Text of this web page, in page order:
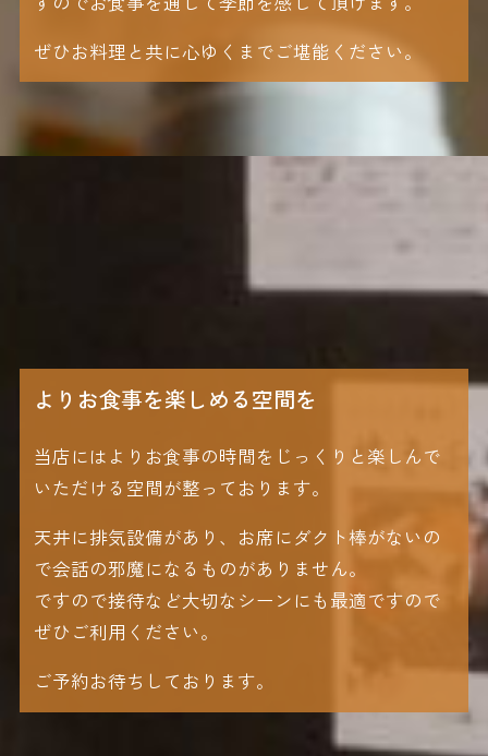
ぜひお料理と共に心ゆくまでご堪能ください。
よりお食事を楽しめる空間を
当店にはよりお食事の時間をじっくりと楽しんで
いただける空間が整っております。
天井に排気設備があり、お席にダクト棒がないの
で会話の邪魔になるものがありません。
ですので接待など大切なシーンにも最適ですので
ぜひご利用ください。
ご予約お待ちしております。